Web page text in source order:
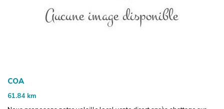
COA
61.84 km